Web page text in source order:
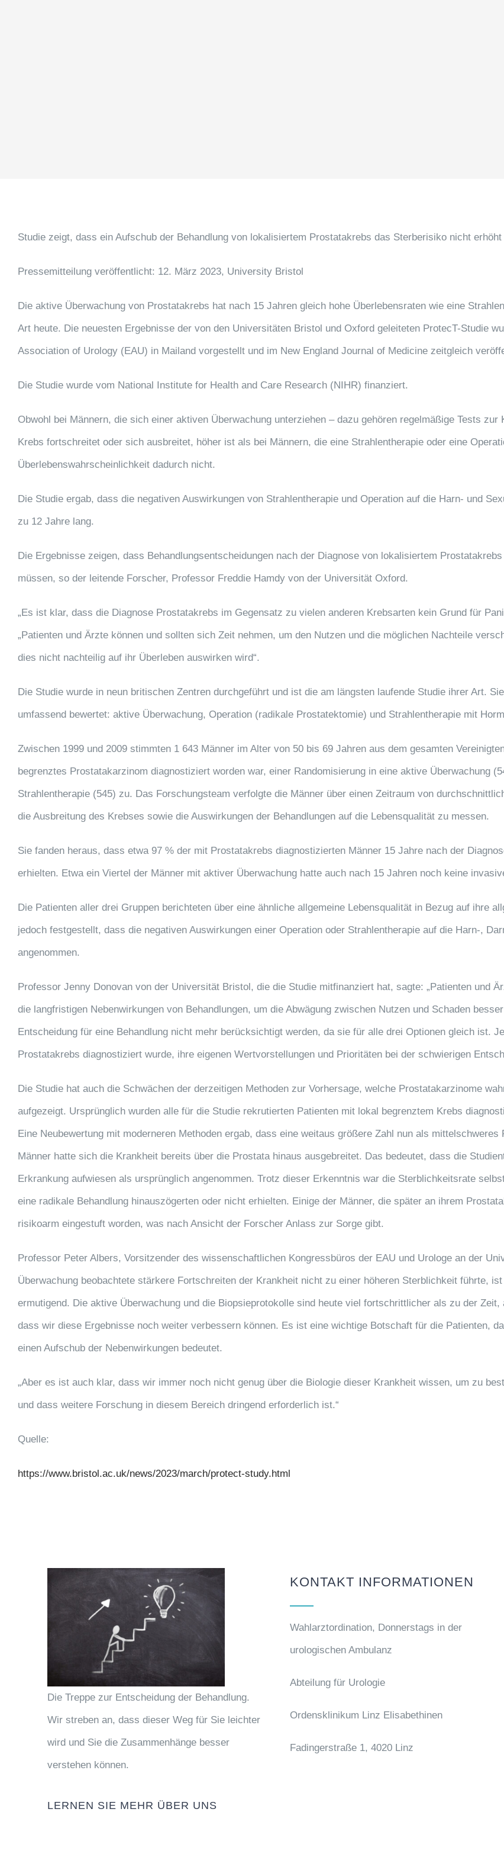
Studie zeigt, dass ein Aufschub der Behandlung von lokalisiertem Prostatakrebs das Sterberisiko nicht erhöht
Pressemitteilung veröffentlicht: 12. März 2023, University Bristol
Die aktive Überwachung von Prostatakrebs hat nach 15 Jahren gleich hohe Überlebensraten wie eine
Art heute. Die neuesten Ergebnisse der von den Universitäten Bristol und Oxford geleiteten ProtecT-Studie
Association of Urology (EAU) in Mailand vorgestellt und im New England Journal of Medicine zeitgleich
Die Studie wurde vom National Institute for Health and Care Research (NIHR) finanziert.
Obwohl bei Männern, die sich einer aktiven Überwachung unterziehen – dazu gehören regelmäßige Tests
Krebs fortschreitet oder sich ausbreitet, höher ist als bei Männern, die eine Strahlentherapie oder eine
Überlebenswahrscheinlichkeit dadurch nicht.
Die Studie ergab, dass die negativen Auswirkungen von Strahlentherapie und Operation auf die Harn- und
zu 12 Jahre lang.
Die Ergebnisse zeigen, dass Behandlungsentscheidungen nach der Diagnose von lokalisiertem
müssen, so der leitende Forscher, Professor Freddie Hamdy von der Universität Oxford.
„Es ist klar, dass die Diagnose Prostatakrebs im Gegensatz zu vielen anderen Krebsarten kein Grund für
„Patienten und Ärzte können und sollten sich Zeit nehmen, um den Nutzen und die möglichen Nachteile
dies nicht nachteilig auf ihr Überleben auswirken wird“.
Die Studie wurde in neun britischen Zentren durchgeführt und ist die am längsten laufende Studie ihrer Art.
umfassend bewertet: aktive Überwachung, Operation (radikale Prostatektomie) und Strahlentherapie mit
Zwischen 1999 und 2009 stimmten 1 643 Männer im Alter von 50 bis 69 Jahren aus dem gesamten
begrenztes Prostatakarzinom diagnostiziert worden war, einer Randomisierung in eine aktive Überwachung
Strahlentherapie (545) zu. Das Forschungsteam verfolgte die Männer über einen Zeitraum von
die Ausbreitung des Krebses sowie die Auswirkungen der Behandlungen auf die Lebensqualität zu messen.
Sie fanden heraus, dass etwa 97 % der mit Prostatakrebs diagnostizierten Männer 15 Jahre nach der
erhielten. Etwa ein Viertel der Männer mit aktiver Überwachung hatte auch nach 15 Jahren noch keine
Die Patienten aller drei Gruppen berichteten über eine ähnliche allgemeine Lebensqualität in Bezug auf ihre
jedoch festgestellt, dass die negativen Auswirkungen einer Operation oder Strahlentherapie auf die Harn-,
angenommen.
Professor Jenny Donovan von der Universität Bristol, die die Studie mitfinanziert hat, sagte: „Patienten und
die langfristigen Nebenwirkungen von Behandlungen, um die Abwägung zwischen Nutzen und Schaden
Entscheidung für eine Behandlung nicht mehr berücksichtigt werden, da sie für alle drei Optionen gleich ist.
Prostatakrebs diagnostiziert wurde, ihre eigenen Wertvorstellungen und Prioritäten bei der schwierigen
Die Studie hat auch die Schwächen der derzeitigen Methoden zur Vorhersage, welche Prostatakarzinome
aufgezeigt. Ursprünglich wurden alle für die Studie rekrutierten Patienten mit lokal begrenztem Krebs
Eine Neubewertung mit moderneren Methoden ergab, dass eine weitaus größere Zahl nun als
Männer hatte sich die Krankheit bereits über die Prostata hinaus ausgebreitet. Das bedeutet, dass die
Erkrankung aufwiesen als ursprünglich angenommen. Trotz dieser Erkenntnis war die Sterblichkeitsrate
eine radikale Behandlung hinauszögerten oder nicht erhielten. Einige der Männer, die später an ihrem
risikoarm eingestuft worden, was nach Ansicht der Forscher Anlass zur Sorge gibt.
Professor Peter Albers, Vorsitzender des wissenschaftlichen Kongressbüros der EAU und Urologe an der
Überwachung beobachtete stärkere Fortschreiten der Krankheit nicht zu einer höheren Sterblichkeit führte,
ermutigend. Die aktive Überwachung und die Biopsieprotokolle sind heute viel fortschrittlicher als zu der
dass wir diese Ergebnisse noch weiter verbessern können. Es ist eine wichtige Botschaft für die Patienten,
einen Aufschub der Nebenwirkungen bedeutet.
„Aber es ist auch klar, dass wir immer noch nicht genug über die Biologie dieser Krankheit wissen, um zu
und dass weitere Forschung in diesem Bereich dringend erforderlich ist.“
Quelle:
https://www.bristol.ac.uk/news/2023/march/protect-study.html
Die Treppe zur Entscheidung der Behandlung.
Wir streben an, dass dieser Weg für Sie leichter
wird und Sie die Zusammenhänge besser
verstehen können.
LERNEN SIE MEHR ÜBER UNS
KONTAKT INFORMATIONEN
Wahlarztordination, Donnerstags in der
urologischen Ambulanz
Abteilung für Urologie
Ordensklinikum Linz Elisabethinen
Fadingerstraße 1, 4020 Linz